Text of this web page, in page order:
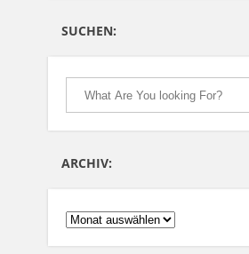
SUCHEN:
ARCHIV:
ARCHIV: